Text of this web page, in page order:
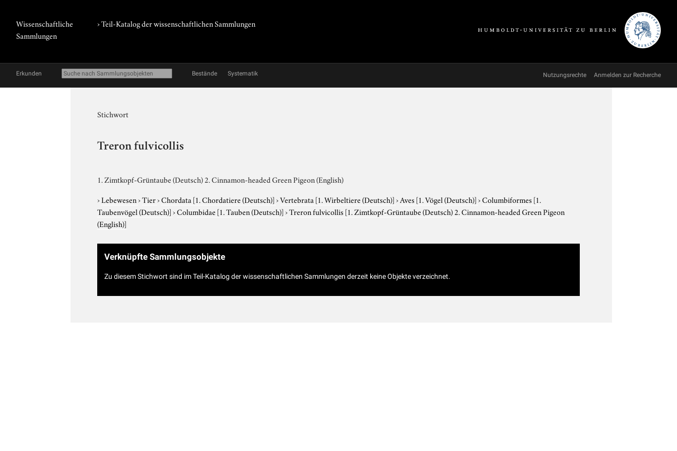
Wissenschaftliche
Sammlungen
› Teil-Katalog der wissenschaftlichen Sammlungen
Erkunden Bestände Systematik Nutzungsrechte Anmelden zur Recherche
Stichwort
Treron fulvicollis
1. Zimtkopf-Grüntaube (Deutsch) 2. Cinnamon-headed Green Pigeon (English)
›Lebewesen›Tier›Chordata [1. Chordatiere (Deutsch)]›Vertebrata [1. Wirbeltiere (Deutsch)]›Aves [1. Vögel (Deutsch)]›Columbiformes [1.
Taubenvögel (Deutsch)]›Columbidae [1. Tauben (Deutsch)]›Treron fulvicollis [1. Zimtkopf-Grüntaube (Deutsch) 2. Cinnamon-headed Green Pigeon
(English)]
Verknüpfte Sammlungsobjekte
Zu diesem Stichwort sind im Teil-Katalog der wissenschaftlichen Sammlungen derzeit keine Objekte verzeichnet.